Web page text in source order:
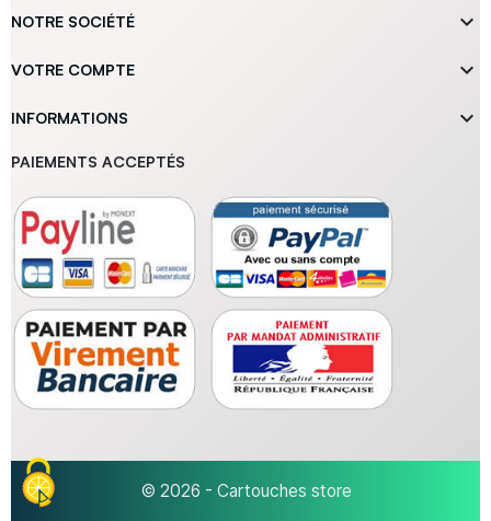
NOTRE SOCIÉTÉ 
VOTRE COMPTE 
INFORMATIONS 
PAIEMENTS ACCEPTÉS
© 2026 - Cartouches store